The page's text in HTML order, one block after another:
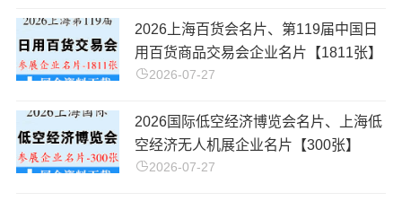
2026上海百货会名片、第119届中国日
用百货商品交易会企业名片【1811张】
2026-07-27
2026国际低空经济博览会名片、上海低
空经济无人机展企业名片【300张】
2026-07-27